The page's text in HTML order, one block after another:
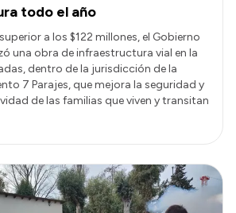
todo el año
a los $122 millones, el Gobierno
una obra de infraestructura vial en la
dentro de la jurisdicción de la
7 Parajes, que mejora la seguridad y
de las familias que viven y transitan